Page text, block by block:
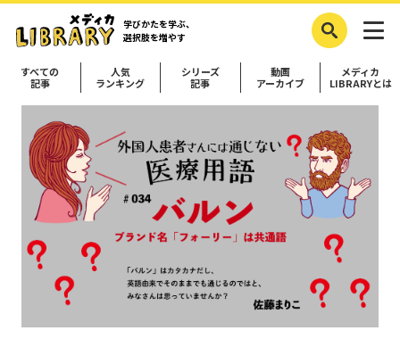
学びかたを学ぶ、
選択肢を増やす
すべての
記事
人気
ランキング
シリーズ
記事
動画
アーカイブ
メディカ
LIBRARYとは